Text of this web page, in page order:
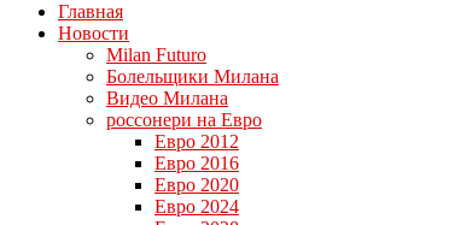
Главная
Новости
Milan Futuro
Болельщики Милана
Видео Милана
россонери на Евро
Евро 2012
Евро 2016
Евро 2020
Евро 2024